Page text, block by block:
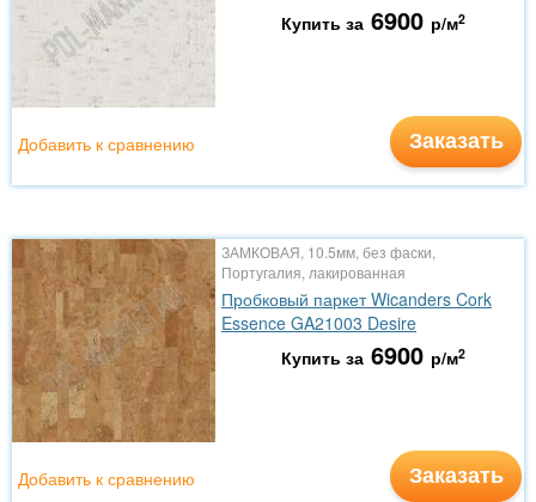
Купить за 6900 р/м2
Заказать
Добавить к сравнению
ЗАМКОВАЯ, 10.5мм, без фаски,
Португалия, лакированная
Пробковый паркет Wicanders Cork
Essence GA21003 Desire
Купить за 6900 р/м2
Заказать
Добавить к сравнению